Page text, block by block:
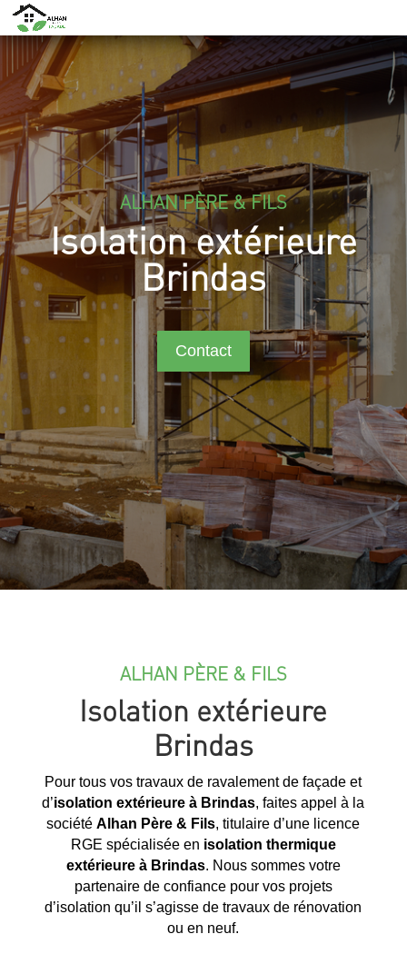
ALHAN PÈRE & FILS
Isolation extérieure
Brindas
Contact
ALHAN PÈRE & FILS
Isolation extérieure
Brindas
Pour tous vos travaux de ravalement de façade et
d’isolation extérieure à Brindas, faites appel à la
sociétéAlhan Père & Fils, titulaire d’une licence
RGE spécialisée en isolation thermique
extérieure à Brindas. Nous sommes votre
partenaire de confiance pour vos projets
d’isolation qu’il s’agisse de travaux de rénovation
ou en neuf.